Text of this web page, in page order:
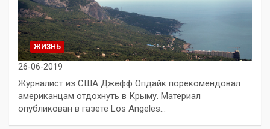
ЖИЗНЬ
26-06-2019
Журналист из США Джефф Опдайк порекомендовал
американцам отдохнуть в Крыму. Материал
опубликован в газете Los Angeles…